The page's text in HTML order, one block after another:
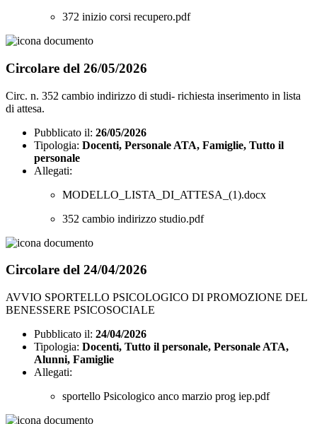
372 inizio corsi recupero.pdf
Circolare del 26/05/2026
Circ. n. 352 cambio indirizzo di studi- richiesta inserimento in lista
di attesa.
Pubblicato il: 26/05/2026
Tipologia: Docenti, Personale ATA, Famiglie, Tutto il
personale
Allegati:
MODELLO_LISTA_DI_ATTESA_(1).docx
352 cambio indirizzo studio.pdf
Circolare del 24/04/2026
AVVIO SPORTELLO PSICOLOGICO DI PROMOZIONE DEL
BENESSERE PSICOSOCIALE
Pubblicato il: 24/04/2026
Tipologia: Docenti, Tutto il personale, Personale ATA,
Alunni, Famiglie
Allegati:
sportello Psicologico anco marzio prog iep.pdf